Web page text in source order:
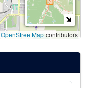
OpenStreetMapcontributors